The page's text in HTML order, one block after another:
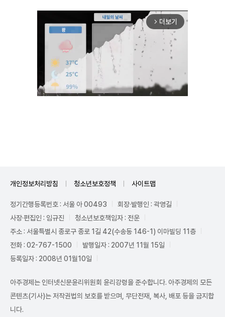
arrow_forward_ios 더보기
개인정보처리방침 청소년보호정책 사이트맵
정기간행등록번호 : 서울 아 00493
회장·발행인 : 곽영길
사장·편집인 : 임규진
청소년보호책임자 : 전운
주소 : 서울특별시 종로구 종로 1길 42(수송동 146-1) 이마빌딩 11층
전화 : 02-767-1500
발행일자 : 2007년 11월 15일
등록일자 : 2008년 01월10일
아주경제는 인터넷신문윤리위원회 윤리강령을 준수합니다. 아주경제의 모든
콘텐츠(기사)는 저작권법의 보호를 받으며, 무단전재, 복사, 배포 등을 금지합
니다.